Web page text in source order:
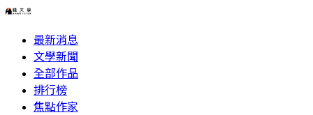
最新消息
文學新聞
全部作品
排行榜
焦點作家